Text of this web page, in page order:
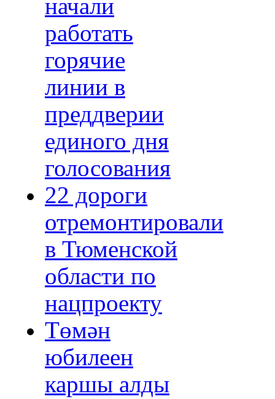
начали
работать
горячие
линии в
преддверии
единого дня
голосования
22 дороги
отремонтировали
в Тюменской
области по
нацпроекту
Төмән
юбилеен
каршы алды